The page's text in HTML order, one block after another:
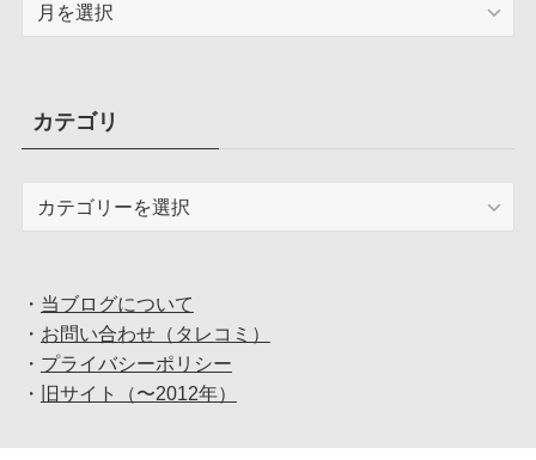
ブカテゴリ
・ 当ブログについて
・ お問い合わせ（タレコミ）
・ プライバシーポリシー
・
旧サイト（〜2012年）